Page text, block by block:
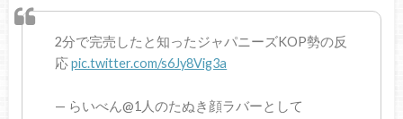
2分で完売したと知ったジャパニーズKOP勢の反
応pic.twitter.com/s6Jy8Vig3a
— らいべん@1人のたぬき顔ラバーとして